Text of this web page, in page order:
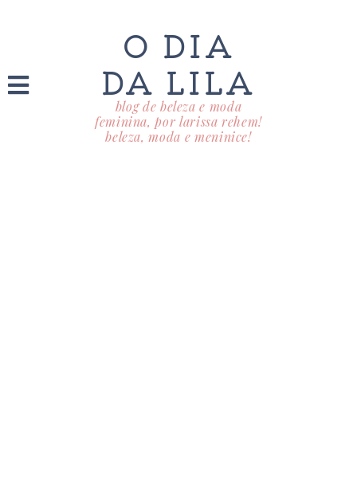
O DIA
DA LILA
blog de beleza e moda
feminina, por larissa rehem!
beleza, moda e meninice!